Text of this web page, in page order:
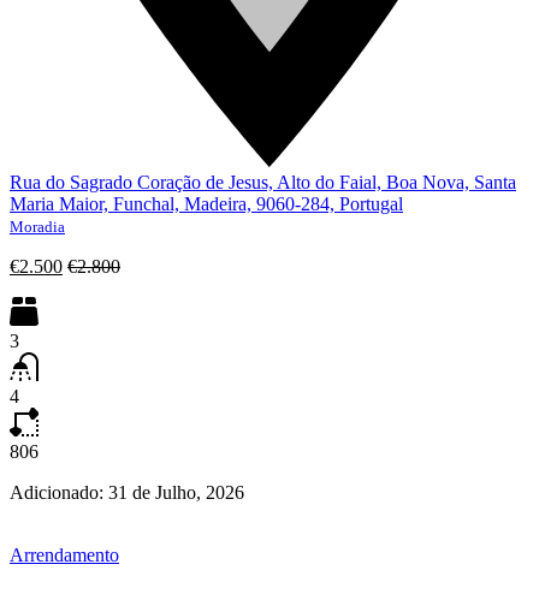
Rua do Sagrado Coração de Jesus, Alto do Faial, Boa Nova, Santa
Maria Maior, Funchal, Madeira, 9060-284, Portugal
Moradia
€2.500 €2.800
3
4
806
Adicionado: 31 de Julho, 2026
Arrendamento